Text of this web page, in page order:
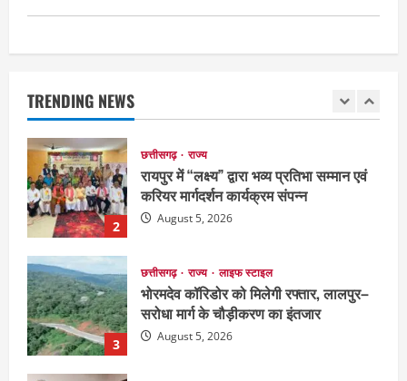
TRENDING NEWS
2
रायपुर में “लक्ष्य” द्वारा भव्य प्रतिभा सम्मान एवं
3
छत्तीसगढ़ राज्य
भोरमदेव कॉरिडोर को मिलेगी रफ्तार, लालपुर–
सरोधा मार्ग के चौड़ीकरण का इंतजार
August 5, 2026
4
छत्तीसगढ़
शंकराचार्य अविमुक्तेश्वरानंद का चातुर्मास्य ग्राम
सलधा में
July 28, 2026